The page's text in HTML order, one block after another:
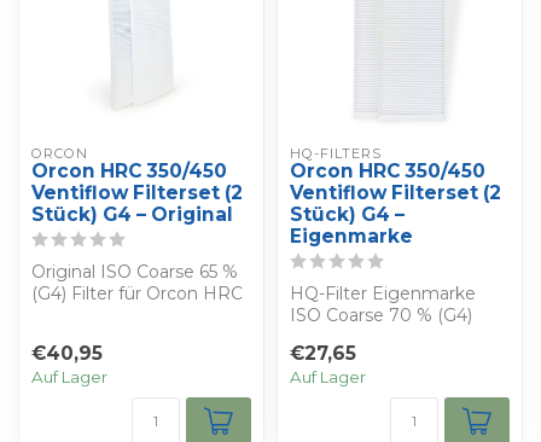
ORCON
Orcon HRC 350/450
Ventiflow Filterset (2
Stück) G4 – Original
Original ISO Coarse 65 %
(G4) Filter für Orcon HRC
€40,95
Auf Lager
HQ-FILTERS
Orcon HRC 350/450
Ventiflow Filterset (2
Stück) G4 –
Eigenmarke
HQ-Filter Eigenmarke
ISO Coarse 70 % (G4)
350/450 Ventiflow...
€27,65
Auf Lager